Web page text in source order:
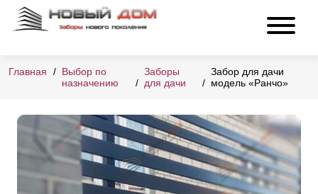
Главная
Выбор по
назначению
Заборы
для дачи
Забор для дачи
модель «Ранчо»